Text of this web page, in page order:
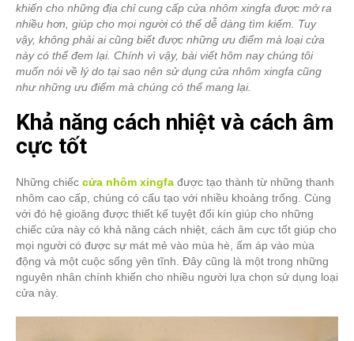
khiến cho những địa chỉ cung cấp cửa nhôm xingfa được mở ra
nhiều hơn, giúp cho mọi người có thể dễ dàng tìm kiếm. Tuy
vậy, không phải ai cũng biết được những ưu điểm mà loại cửa
này có thể đem lại. Chính vì vậy, bài viết hôm nay chúng tôi
muốn nói về lý do tại sao nên sử dụng cửa nhôm xingfa cũng
như những ưu điểm mà chúng có thể mang lại.
Khả năng cách nhiệt và cách âm
cực tốt
Những chiếc cửa nhôm xingfa được tạo thành từ những thanh
nhôm cao cấp, chúng có cấu tạo với nhiều khoảng trống. Cùng
với đó hệ gioăng được thiết kế tuyệt đối kín giúp cho những
chiếc cửa này có khả năng cách nhiệt, cách âm cực tốt giúp cho
mọi người có được sự mát mẻ vào mùa hè, ấm áp vào mùa
động và một cuộc sống yên tĩnh. Đây cũng là một trong những
nguyên nhân chính khiến cho nhiều người lựa chọn sử dụng loại
cửa này.